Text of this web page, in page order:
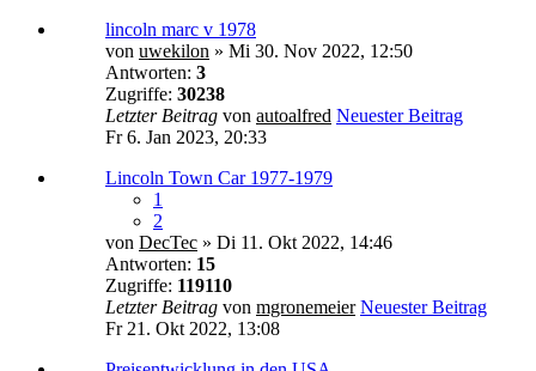
lincoln marc v 1978
von uwekilon » Mi 30. Nov 2022, 12:50
Antworten: 3
Zugriffe: 30238
Letzter Beitrag von autoalfred Neuester Beitrag
Fr 6. Jan 2023, 20:33
Lincoln Town Car 1977-1979
1
2
von DecTec » Di 11. Okt 2022, 14:46
Antworten: 15
Zugriffe: 119110
Letzter Beitrag von mgronemeier Neuester Beitrag
Fr 21. Okt 2022, 13:08